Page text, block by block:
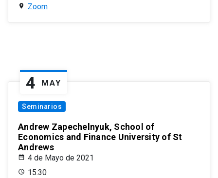
Zoom
4 MAY
Seminarios
Andrew Zapechelnyuk, School of
Economics and Finance University of St
Andrews
4 de Mayo de 2021
15:30